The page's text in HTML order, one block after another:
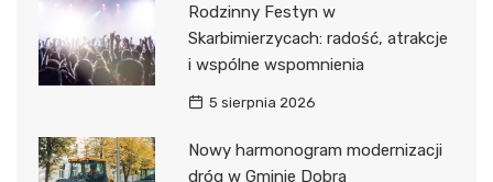
Rodzinny Festyn w
Skarbimierzycach: radość, atrakcje
i wspólne wspomnienia
5 sierpnia 2026
Nowy harmonogram modernizacji
dróg w Gminie Dobra